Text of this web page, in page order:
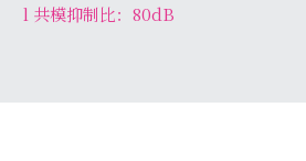
l 共模抑制比：80dB